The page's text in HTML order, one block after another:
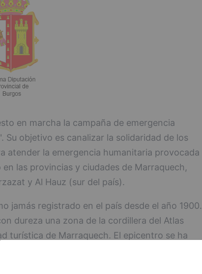
en marcha la campaña de emergencia
Su objetivo es canalizar la solidaridad de los
atender la emergencia humanitaria provocada
las provincias y ciudades de Marraquech,
y Al Hauz (sur del país).
jamás registrado en el país desde el año 1900.
dureza una zona de la cordillera del Atlas
turística de Marraquech. El epicentro se ha
(a 63 kilómetros de Marraquech) en la
sacudida, que fue sentida en gran parte